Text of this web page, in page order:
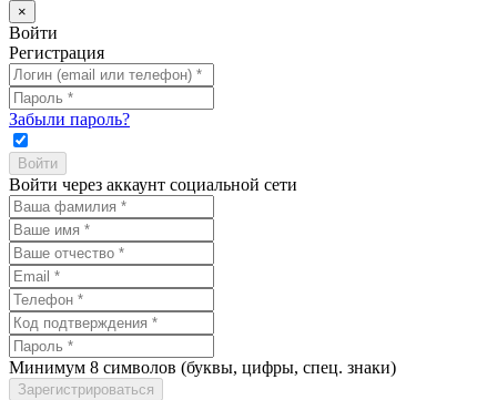
×
Войти
Регистрация
Забыли пароль?
Войти через аккаунт социальной сети
Минимум 8 символов (буквы, цифры, спец. знаки)